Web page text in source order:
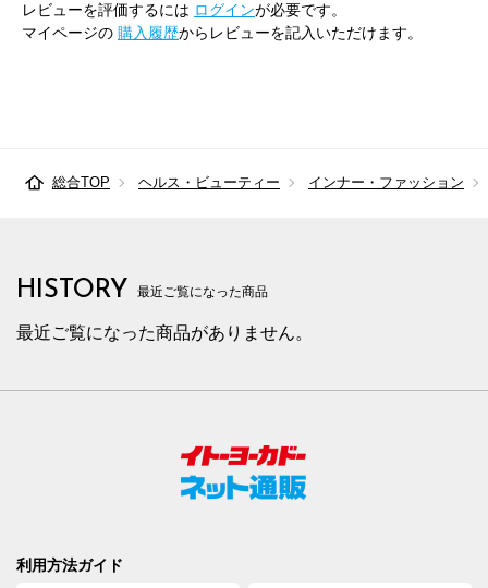
レビューを評価するには ログインが必要です。
マイページの 購入履歴からレビューを記入いただけます。
総合TOP ヘルス・ビューティー インナー・ファッション
HISTORY 最近ご覧になった商品
最近ご覧になった商品がありません。
利用方法ガイド